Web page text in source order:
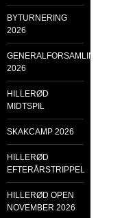
BYTURNERING
2026
GENERALFORSAMLING
2026
HILLERØD
MIDTSPIL
SKAKCAMP 2026
HILLERØD
EFTERÅRSTRIPPEL
HILLERØD OPEN
NOVEMBER 2026